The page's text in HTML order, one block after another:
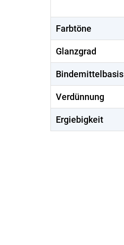
Farbtöne
Glanzgrad
Bindemittelbasis
Verdünnung
Ergiebigkeit